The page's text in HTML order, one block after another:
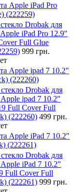
Apple iPad Pro
(222259)
Drobak для
iPad Pro 12.9"
Full Glue
999 грн.
Apple ipad 7 10.2"
(222260)
Drobak для
ipad 7 10.2"
Full Cover Full
(222260) 499 грн.
Apple iPad 7 10.2"
(222261)
Drobak для
iPad 7 10.2"
Full Cover Full
(222261) 999 грн.